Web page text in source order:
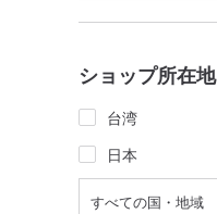
ショップ所在地
台湾
日本
すべての国・地域